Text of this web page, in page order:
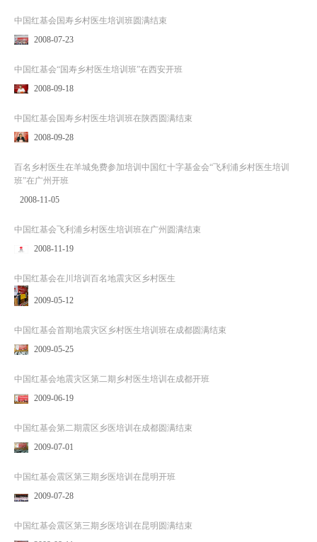
中国红基会国寿乡村医生培训班圆满结束
2008-07-23
中国红基会“国寿乡村医生培训班”在西安开班
2008-09-18
中国红基会国寿乡村医生培训班在陕西圆满结束
2008-09-28
百名乡村医生在羊城免费参加培训中国红十字基金会“飞利浦乡村医生培训
班”在广州开班
2008-11-05
中国红基会飞利浦乡村医生培训班在广州圆满结束
2008-11-19
中国红基会在川培训百名地震灾区乡村医生
2009-05-12
中国红基会首期地震灾区乡村医生培训班在成都圆满结束
2009-05-25
中国红基会地震灾区第二期乡村医生培训在成都开班
2009-06-19
中国红基会第二期震区乡医培训在成都圆满结束
2009-07-01
中国红基会震区第三期乡医培训在昆明开班
2009-07-28
中国红基会震区第三期乡医培训在昆明圆满结束